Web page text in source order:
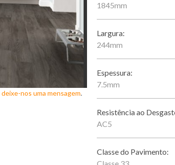
deixe-nos uma mensagem.
1845mm
Largura:
244mm
Espessura:
7.5mm
Resistência ao
AC5
Classe do Pavimento: